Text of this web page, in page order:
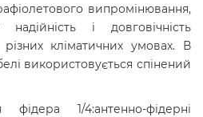
випромінювання,
і довговічність
кліматичних умовах. В
використовується спінений
фідера 1/4:антенно-фідерні